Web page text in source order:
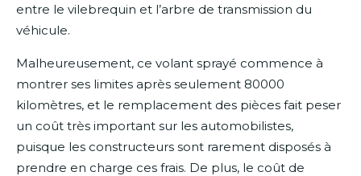
entre le vilebrequin et l’arbre de transmission du
véhicule.
Malheureusement, ce volant sprayé commence à
montrer ses limites après seulement 80000
kilomètres, et le remplacement des pièces fait peser
un coût très important sur les automobilistes,
puisque les constructeurs sont rarement disposés à
prendre en charge ces frais. De plus, le coût de